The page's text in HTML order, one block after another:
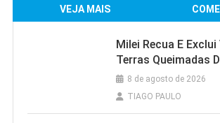
VEJA MAIS
Milei Recua E Exclui
Terras Queimadas
8 de agosto de 2026
TIAGO PAULO